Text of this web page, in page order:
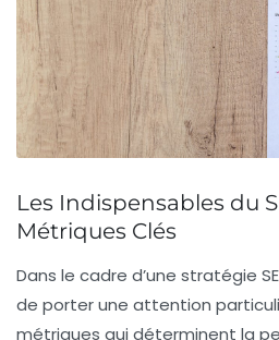
Les Indispensables du
Métriques Clés
Dans le cadre d’une stratégie
de porter une attention
métriques qui déterminent la